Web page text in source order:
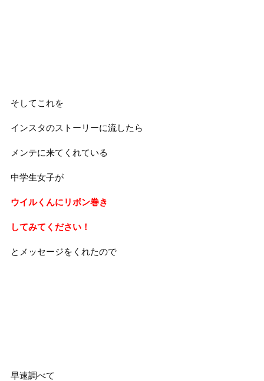
そしてこれを
インスタのストーリーに流したら
メンテに来てくれている
中学生女子が
ウイルくんにリボン巻き
してみてください！
とメッセージをくれたので
早速調べて